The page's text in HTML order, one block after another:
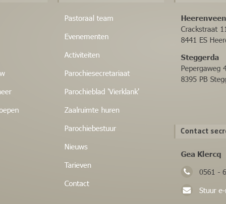
Pastoraal team
Evenementen
Activiteiten
Parochiesecretariaat
Parochieblad 'Vierklank'
Zaalruimte huren
Parochiebestuur
Nieuws
Tarieven
Contact
Heerenveen
Crackstraat
8441 ES
Steggerda
Pepergaweg
8395 PB
Contact
Gea Klercq
0561 -
Stuur